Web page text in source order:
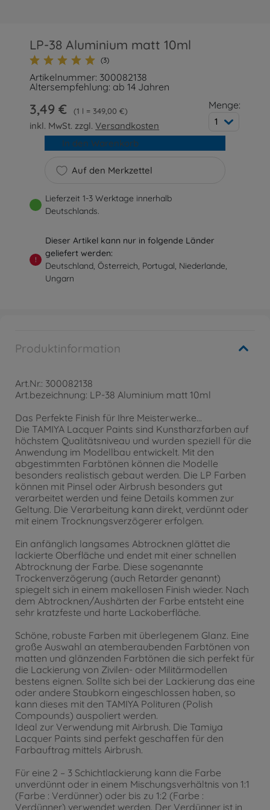
LP-38 Aluminium matt 10ml
(3)
Artikelnummer: 300082138
Altersempfehlung: ab 14 Jahren
3,49 € 1 l = 349,00 €
inkl. MwSt. zzgl.Versandkosten
Menge:
1
Auf den Merkzettel
In den Warenkorb
Lieferzeit 1-3 Werktage innerhalb
Deutschlands.
!
Dieser Artikel kann nur in folgende Länder
geliefert werden:
Deutschland, Österreich, Portugal, Niederlande,
Ungarn
Produktinformation
Art.Nr.: 300082138
Art.bezeichnung: LP-38 Aluminium matt 10ml
Das Perfekte Finish für Ihre Meisterwerke…
Die TAMIYA Lacquer Paints sind Kunstharzfarben auf
höchstem Qualitätsniveau und wurden speziell für die
Anwendung im Modellbau entwickelt. Mit den
abgestimmten Farbtönen können die Modelle
besonders realistisch gebaut werden. Die LP Farben
können mit Pinsel oder Airbrush besonders gut
verarbeitet werden und feine Details kommen zur
Geltung. Die Verarbeitung kann direkt, verdünnt oder
mit einem Trocknungsverzögerer erfolgen.
Ein anfänglich langsames Abtrocknen glättet die
lackierte Oberfläche und endet mit einer schnellen
Abtrocknung der Farbe. Diese sogenannte
Trockenverzögerung (auch Retarder genannt)
spiegelt sich in einem makellosen Finish wieder. Nach
dem Abtrocknen/Aushärten der Farbe entsteht eine
sehr kratzfeste und harte Lackoberfläche.
Schöne, robuste Farben mit überlegenem Glanz. Eine
große Auswahl an atemberaubenden Farbtönen von
matten und glänzenden Farbtönen die sich perfekt für
die Lackierung von Zivilen- oder Militärmodellen
bestens eignen. Sollte sich bei der Lackierung das eine
oder andere Staubkorn eingeschlossen haben, so
kann dieses mit den TAMIYA Polituren (Polish
Compounds) auspoliert werden.
Ideal zur Verwendung mit Airbrush. Die Tamiya
Lacquer Paints sind perfekt geschaffen für den
Farbauftrag mittels Airbrush.
Für eine 2 – 3 Schichtlackierung kann die Farbe
unverdünnt oder in einem Mischungsverhältnis von 1:1
(Farbe : Verdünner) oder bis zu 1:2 (Farbe :
Verdünner) verwendet werden. Der Verdünner ist in